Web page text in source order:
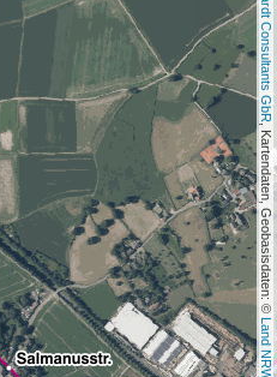
Baumgardt Consultants GbR
, Kartendaten, Geobasisdaten: ©
Land NRW